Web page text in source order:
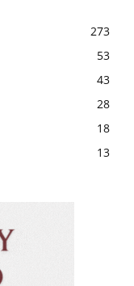
273
53
43
28
18
13